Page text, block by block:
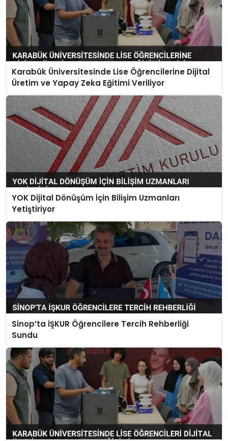
Karabük Üniversitesinde Lise Öğrencilerine Dijital
Üretim ve Yapay Zeka Eğitimi Veriliyor
YOK Dijital Dönüşüm İçin Bilişim Uzmanları
Yetiştiriyor
Sinop’ta İŞKUR Öğrencilere Tercih Rehberliği
Sundu